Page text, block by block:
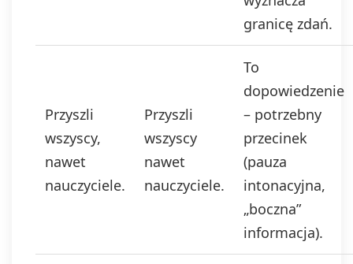
granicę zdań.
Przyszli
wszyscy,
nawet
nauczyciele.
Przyszli
wszyscy
nawet
nauczyciele.
To
dopowiedzenie
– potrzebny
przecinek
(pauza
intonacyjna,
„boczna”
informacja).